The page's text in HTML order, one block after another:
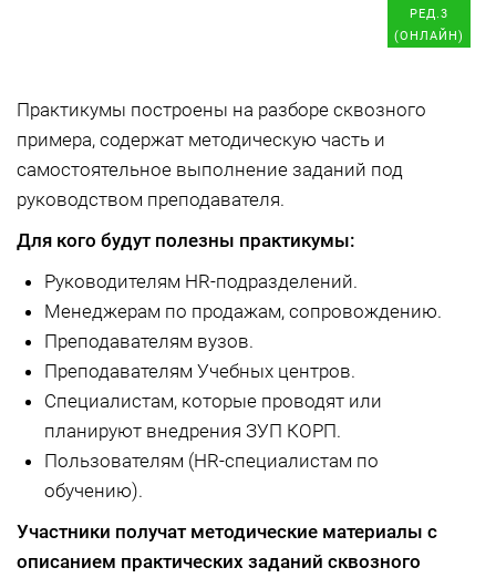
РЕД.3
(ОНЛАЙН)
Практикумы построены на разборе сквозного
примера, содержат методическую часть и
самостоятельное выполнение заданий под
руководством преподавателя.
Для кого будут полезны практикумы:
Руководителям HR-подразделений.
Менеджерам по продажам, сопровождению.
Преподавателям вузов.
Преподавателям Учебных центров.
Специалистам, которые проводят или
планируют внедрения ЗУП КОРП.
Пользователям (HR-специалистам по
обучению).
Участники получат методические материалы с
описанием практических заданий сквозного